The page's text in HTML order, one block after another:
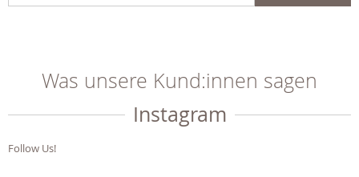
Was unsere Kund:innen sagen
Instagram
Follow Us!